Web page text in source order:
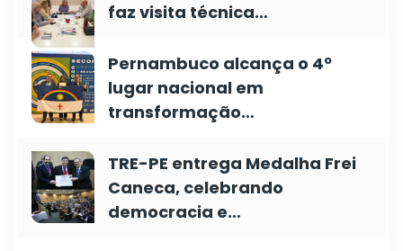
faz visita técnica…
Pernambuco alcança o 4º
lugar nacional em
transformação…
TRE-PE entrega Medalha Frei
Caneca, celebrando
democracia e…